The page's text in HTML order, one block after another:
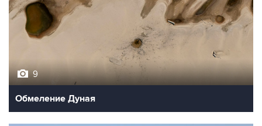
9
Обмеление Дуная